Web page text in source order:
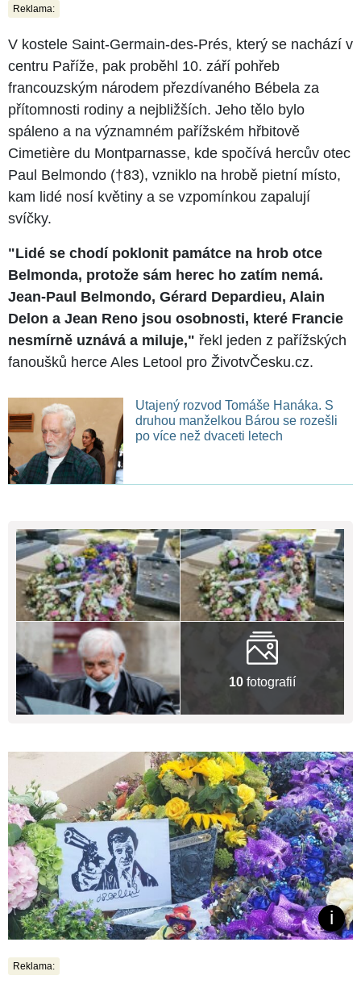
Reklama:
V kostele Saint-Germain-des-Prés, který se nachází v
centru Paříže, pak proběhl 10. září pohřeb
francouzským národem přezdívaného Bébela za
přítomnosti rodiny a nejbližších. Jeho tělo bylo
spáleno a na významném pařížském hřbitově
Cimetière du Montparnasse, kde spočívá hercův otec
Paul Belmondo (†83), vzniklo na hrobě pietní místo,
kam lidé nosí květiny a se vzpomínkou zapalují
svíčky.
"Lidé se chodí poklonit památce na hrob otce
Belmonda, protože sám herec ho zatím nemá.
Jean-Paul Belmondo, Gérard Depardieu, Alain
Delon a Jean Reno jsou osobnosti, které Francie
nesmírně uznává a miluje," řekl jeden z pařížských
fanoušků herce Ales Letool pro ŽivotvČesku.cz.
Utajený rozvod Tomáše Hanáka. S
druhou manželkou Bárou se rozešli
po více než dvaceti letech
10 fotografií
Reklama: